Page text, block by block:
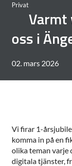
Privat
Varmt
oss i
02. mars 2026
Vi firar 1-
komma in på en
olika teman varje
digitala tjänster,